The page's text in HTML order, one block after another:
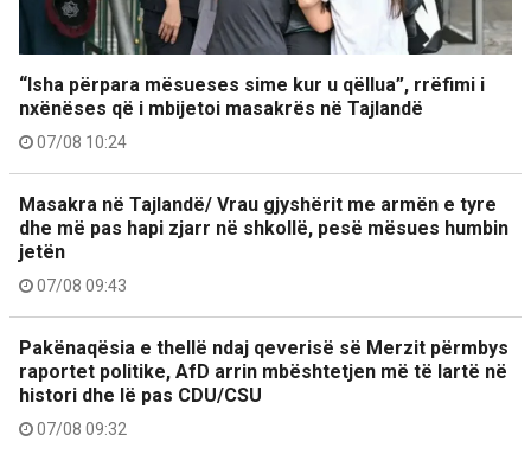
“Isha përpara mësueses sime kur u qëllua”, rrëfimi i
nxënëses që i mbijetoi masakrës në Tajlandë
07/08 10:24
Masakra në Tajlandë/ Vrau gjyshërit me armën e tyre
dhe më pas hapi zjarr në shkollë, pesë mësues humbin
jetën
07/08 09:43
Pakënaqësia e thellë ndaj qeverisë së Merzit përmbys
raportet politike, AfD arrin mbështetjen më të lartë në
histori dhe lë pas CDU/CSU
07/08 09:32